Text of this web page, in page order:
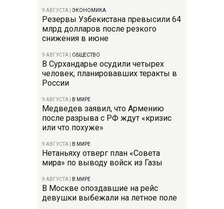
9 АВГУСТА ЭКОНОМИКА
Резервы Узбекистана превысили 64
млрд долларов после резкого
снижения в июне
9 АВГУСТА ОБЩЕСТВО
В Сурхандарье осудили четырех
человек, планировавших теракты в
России
9 АВГУСТА В МИРЕ
Медведев заявил, что Армению
после разрыва с РФ ждут «кризис
или что похуже»
9 АВГУСТА В МИРЕ
Нетаньяху отверг план «Совета
мира» по выводу войск из Газы
9 АВГУСТА В МИРЕ
В Москве опоздавшие на рейс
девушки выбежали на летное поле